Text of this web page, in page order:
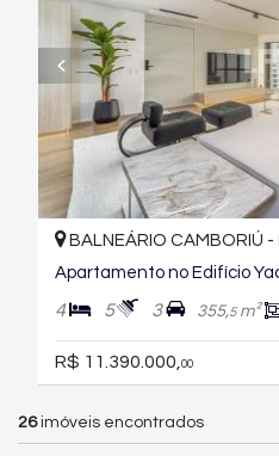
BALNEÁRIO CAMBORIÚ -
4 5 3 355,5m²
R$ 11.390.000, 00
26imóveis encontrados